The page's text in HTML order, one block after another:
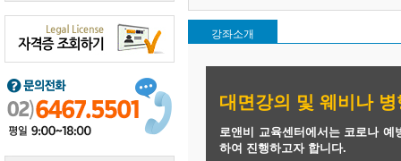
강좌소개
대면강의 및 웨비나
로앤비 교육센터에서는 코로나 예
하여 진행하고자 합니다.